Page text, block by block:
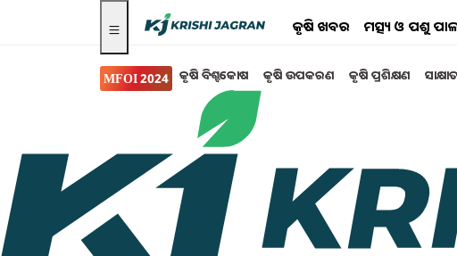
କୃଷି ଖବର ମତ୍ସ୍ୟ ଓ ପଶୁ
MFOI 2024 କୃଷି ବିଶ୍ବକୋଷ କୃଷି ଉପକରଣ କୃଷି ପ୍ରଶିକ୍ଷଣ
କୃଷି ଖବର
ବଢ଼ିଲା ମାସିକ ପେନସନ୍,